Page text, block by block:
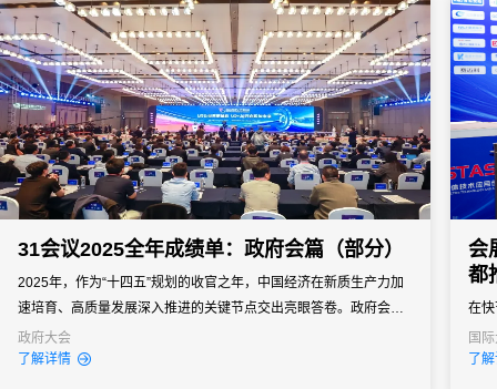
31会议2025全年成绩单：政府会篇（部分）
2025年，作为“十四五”规划的收官之年，中国经济在新质生产力加
速培育、高质量发展深入推进的关键节点交出亮眼答卷。政府会议
作为贸易好投资促进、产业和政企协同、凝聚共识和汇聚智慧、推
动产业和区域协同的重要平台，正以前所未有的活跃度和专业度，
政府大会
了解详情
会
都
在
功
的
国
经
了